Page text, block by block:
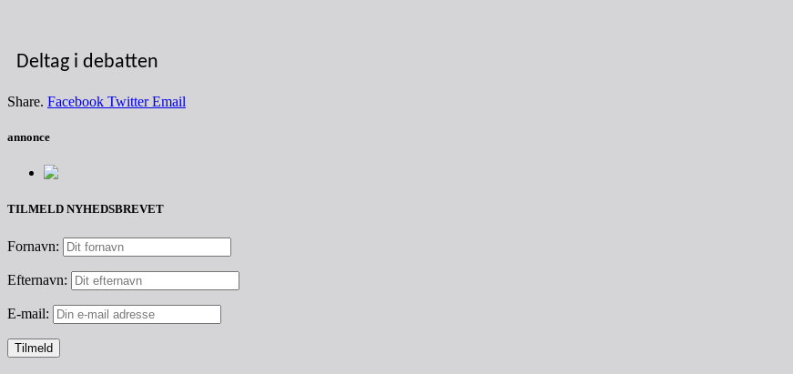
Deltag i debatten
Share. Facebook Twitter Email
annonce
TILMELD NYHEDSBREVET
Fornavn:
Efternavn:
E-mail: